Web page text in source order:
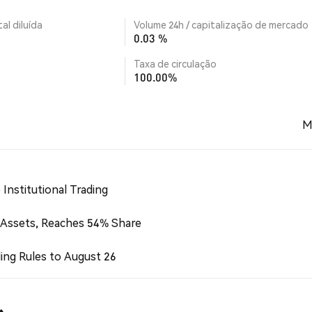
diluída Volume 24h / capitalização de mercado
0.03 %
Taxa de circulação
100.00%
Institutional Trading
Reaches 54% Share
Rules to August 26